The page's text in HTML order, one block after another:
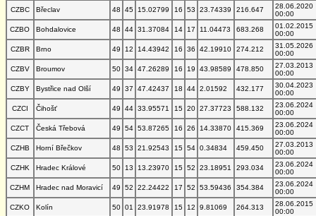
CZBC
Břeclav 48 45 15.02799 16 53 23.74339 216.647
28.06.2020
00:00
CZBO
Bohdalovice 48 44 31.37084 14 17 11.04473 683.268
01.02.2015
00:00
CZBR
Brno 49 12 14.43942 16 36 42.19910 274.212
31.05.2026
00:00
CZBV
Broumov 50 34 47.26289 16 19 43.98589 478.850
27.03.2013
00:00
CZBY
Bystřice nad Olší 49 37 47.42437 18 44 2.01592 432.177
30.04.2023
00:00
CZCI
Čihošť 49 44 33.95571 15 20 27.37723 588.132
23.06.2024
00:00
CZCT
Česká Třebová 49 54 53.87265 16 26 14.33870 415.369
23.06.2024
00:00
CZHB
Horní Břečkov 48 53 21.92543 15 54 0.34834 459.450
27.03.2013
00:00
CZHK
Hradec Králové 50 13 13.23970 15 52 23.18951 293.034
23.06.2024
00:00
CZHM
Hradec nad Moravicí 49 52 22.24422 17 52 53.59436 354.384
23.06.2024
00:00
CZKO
Kolín 50 01 23.91978 15 12 9.81069 264.313
28.06.2015
00:00